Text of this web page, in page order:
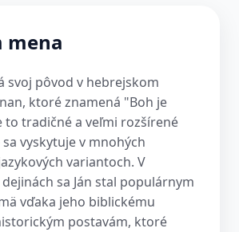
mena
svoj pôvod v hebrejskom
ktoré znamená "Boh je
to tradičné a veľmi rozšírené
vyskytuje v mnohých
variantoch. V
sa Ján stal populárnym
vďaka jeho biblickému
postavám, ktoré